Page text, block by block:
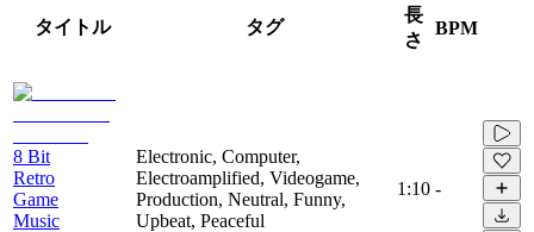
タイトル タグ
長
さ
BPM
8 Bit
Retro
Game
Music
Electronic, Computer,
Electroamplified, Videogame,
Production, Neutral, Funny,
Upbeat, Peaceful
1:10 -